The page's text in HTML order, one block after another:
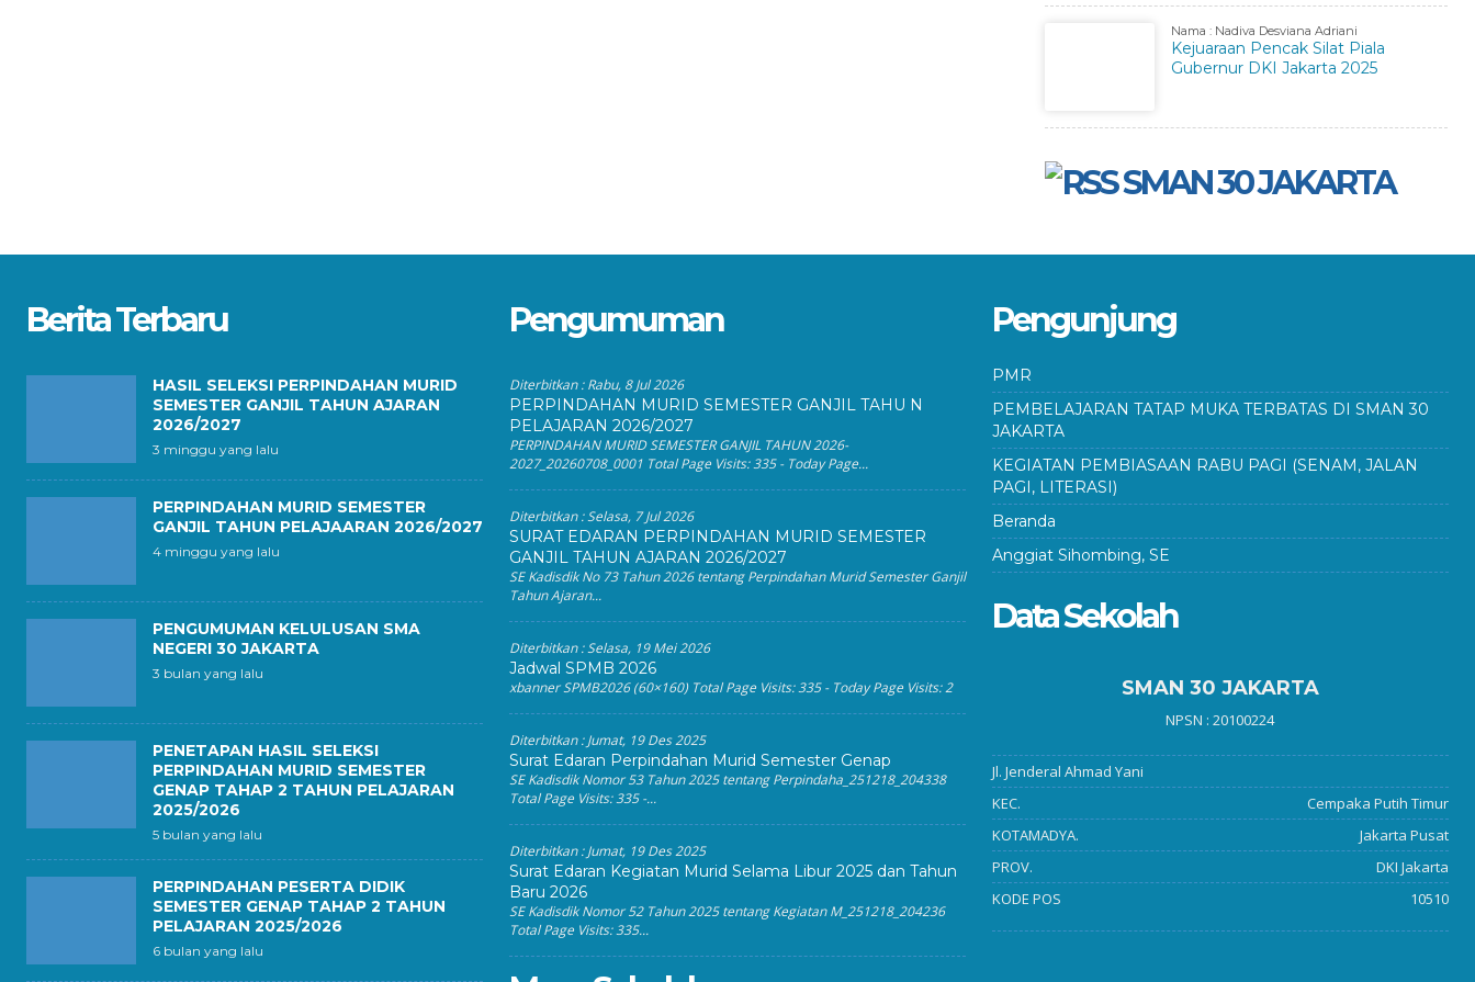
Nama : Nadiva Desviana Adriani
Kejuaraan Pencak Silat Piala
Gubernur DKI Jakarta 2025
SMAN 30 JAKARTA
Berita Terbaru
HASIL SELEKSI PERPINDAHAN MURID
SEMESTER GANJIL TAHUN AJARAN
2026/2027
3 minggu yang lalu
PERPINDAHAN MURID SEMESTER
GANJIL TAHUN PELAJAARAN 2026/2027
4 minggu yang lalu
PENGUMUMAN KELULUSAN SMA
NEGERI 30 JAKARTA
3 bulan yang lalu
PENETAPAN HASIL SELEKSI
PERPINDAHAN MURID SEMESTER
GENAP TAHAP 2 TAHUN PELAJARAN
2025/2026
5 bulan yang lalu
PERPINDAHAN PESERTA DIDIK
SEMESTER GENAP TAHAP 2 TAHUN
PELAJARAN 2025/2026
6 bulan yang lalu
Pengumuman
Diterbitkan :Rabu, 8 Jul 2026
PERPINDAHAN MURID SEMESTER GANJIL TAHU N
PELAJARAN 2026/2027
PERPINDAHAN MURID SEMESTER GANJIL TAHUN 2026-
2027_20260708_0001 Total Page Visits: 335 - Today Page...
Diterbitkan :Selasa, 7 Jul 2026
SURAT EDARAN PERPINDAHAN MURID SEMESTER
GANJIL TAHUN AJARAN 2026/2027
SE Kadisdik No 73 Tahun 2026 tentang Perpindahan Murid Semester Ganjil
Tahun Ajaran...
Diterbitkan :Selasa, 19 Mei 2026
Jadwal SPMB 2026
xbanner SPMB2026 (60×160) Total Page Visits: 335 - Today Page Visits: 2
Diterbitkan :Jumat, 19 Des 2025
Surat Edaran Perpindahan Murid Semester Genap
SE Kadisdik Nomor 53 Tahun 2025 tentang Perpindaha_251218_204338
Total Page Visits: 335 -...
Diterbitkan :Jumat, 19 Des 2025
Surat Edaran Kegiatan Murid Selama Libur 2025 dan Tahun
Baru 2026
SE Kadisdik Nomor 52 Tahun 2025 tentang Kegiatan M_251218_204236
Total Page Visits: 335...
Pengunjung
PMR
PEMBELAJARAN TATAP MUKA TERBATAS DI SMAN 30
JAKARTA
KEGIATAN PEMBIASAAN RABU PAGI (SENAM, JALAN
PAGI, LITERASI)
Beranda
Anggiat Sihombing, SE
Data Sekolah
SMAN 30 JAKARTA
NPSN : 20100224
Jl. Jenderal Ahmad Yani
KEC.
Cempaka Putih Timur
KOTAMADYA.
Jakarta Pusat
PROV.
DKI Jakarta
KODE POS
10510